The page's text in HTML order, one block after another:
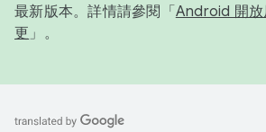
最新版本。詳情請參閱「 Android 開
更 」。